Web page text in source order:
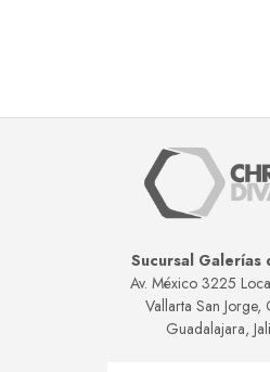
Sucursal Galerías
Av. México 3225
Vallarta San
Guadalajara,